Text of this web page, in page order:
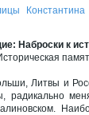
Наброски к
Литвы и
радикально